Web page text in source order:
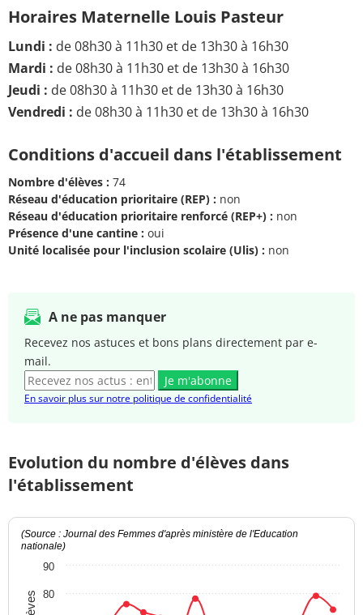
Horaires Maternelle Louis Pasteur
Lundi : de 08h30 à 11h30 et de 13h30 à 16h30
Mardi : de 08h30 à 11h30 et de 13h30 à 16h30
Jeudi : de 08h30 à 11h30 et de 13h30 à 16h30
Vendredi : de 08h30 à 11h30 et de 13h30 à 16h30
Conditions d'accueil dans l'établissement
Nombre d'élèves : 74
Réseau d'éducation prioritaire (REP) : non
Réseau d'éducation prioritaire renforcé (REP+) : non
Présence d'une cantine : oui
Unité localisée pour l'inclusion scolaire (Ulis) : non
A ne pas manquer
Recevez nos astuces et bons plans directement par e-
mail.
Je m'abonne
En savoir plus sur notre politique de confidentialité
Evolution du nombre d'élèves dans
l'établissement
(Source : Journal des Femmes d'après ministère de l'Education
nationale)
80
90